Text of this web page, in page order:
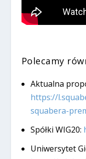
Polecamy
Aktualna
https://
squabera-
Spółki WIG20:
Uniwersytet